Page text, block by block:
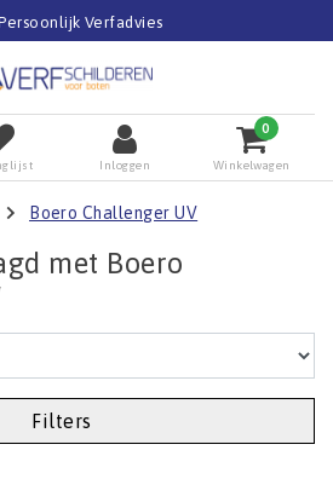
Verfadvies
Inloggen
0
Winkelwagen
Boero Challenger UV
met Boero
Filters